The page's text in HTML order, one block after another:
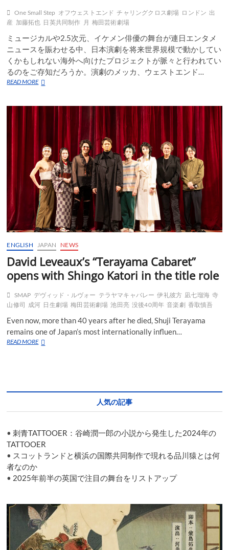
One Small Step オフウェストエンド チャリングクロス劇場 ロンドン 出
産 加藤拓也 日英共同制作 月 梅田芸術劇場
ミュージカルや2.5次元、イケメン俳優の舞台が連日エンタメ
ニュースを賑わせる中、日本演劇を将来世界規模で動かしてい
くかもしれない海外へ向けたプロジェクトが脈々と行われてい
るのをご存知だろうか。演劇のメッカ、ウェストエンド…
READ MORE演
の
小
さ
な
一
歩
が
動
き
出
た。
加
藤
拓
の
「One
Step」
が
ロ
ン
を
け
ENGLISH JAPAN NEWS
David Leveaux’s “Terayama Cabaret”
opens with Shingo Katori in the title role
SMAP デヴィッド・ルヴォー テラヤマキャバレー 伊礼彼方 凪七瑠海 寺
山修司 成河 日生劇場 梅田芸術劇場 池田亮 没後40周年 音楽劇 香取慎吾
Even now, more than 40 years after he died, Shuji Terayama
remains one of Japan’s most internationally influen…
READ MOREDavid
in
title
role
人気の記事
•刺青TATTOOER：谷崎潤一郎の小説から発生した2024年の
TATTOOER
• スコットランドと横浜の国際共同制作で現れる品川猿とは何
者なのか
• 2025年前半の英国で注目の舞台をリストアップ